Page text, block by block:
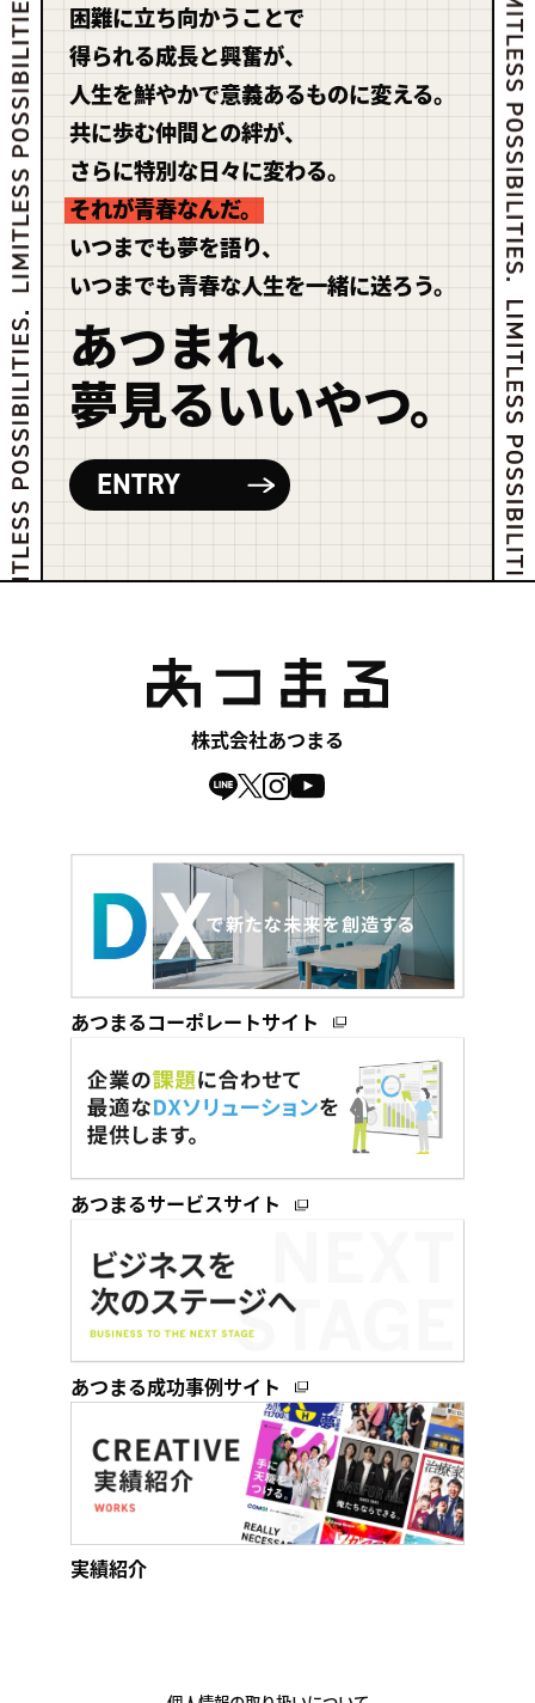
困難に立ち向かうことで
得られる成長と興奮が、
人生を鮮やかで意義あるものに変える。
共に歩む仲間との絆が、
さらに特別な日々に変わる。
それが青春なんだ。
いつまでも夢を語り、
いつまでも青春な人生を一緒に送ろう。
あつまれ、
夢見るいいやつ。
ENTRY
株式会社あつまる
あつまるコーポレートサイト
あつまるサービスサイト
あつまる成功事例サイト
実績紹介